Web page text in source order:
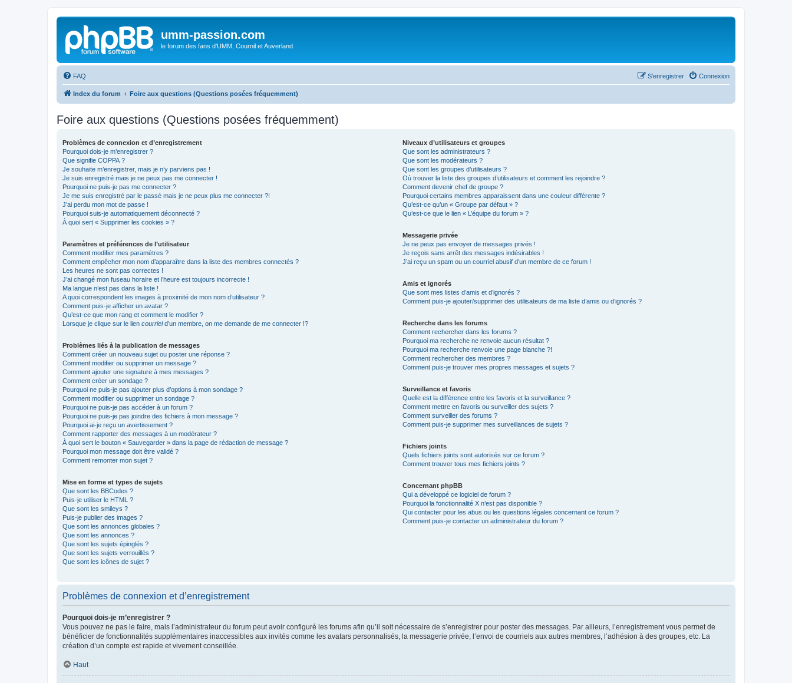
umm-passion.com
le forum des fans d'UMM, Cournil et Auverland
FAQ Connexion
S’enregistrer
Index du forum Foire aux questions (Questions posées fréquemment)
Foire aux questions (Questions posées fréquemment)
Problèmes de connexion et d’enregistrement
Pourquoi dois-je m’enregistrer ?
Que signifie COPPA ?
Je souhaite m’enregistrer, mais je n’y parviens pas !
Je suis enregistré mais je ne peux pas me connecter !
Pourquoi ne puis-je pas me connecter ?
Je me suis enregistré par le passé mais je ne peux plus me connecter ?!
J’ai perdu mon mot de passe !
Pourquoi suis-je automatiquement déconnecté ?
À quoi sert « Supprimer les cookies » ?
Paramètres et préférences de l’utilisateur
Comment modifier mes paramètres ?
Comment empêcher mon nom d’apparaître dans la liste des membres connectés ?
Les heures ne sont pas correctes !
J’ai changé mon fuseau horaire et l’heure est toujours incorrecte !
Ma langue n’est pas dans la liste !
A quoi correspondent les images à proximité de mon nom d’utilisateur ?
Comment puis-je afficher un avatar ?
Qu’est-ce que mon rang et comment le modifier ?
Lorsque je clique sur le lien courrield’un membre, on me demande de me connecter !?
Problèmes liés à la publication de messages
Comment créer un nouveau sujet ou poster une réponse ?
Comment modifier ou supprimer un message ?
Comment ajouter une signature à mes messages ?
Comment créer un sondage ?
Pourquoi ne puis-je pas ajouter plus d’options à mon sondage ?
Comment modifier ou supprimer un sondage ?
Pourquoi ne puis-je pas accéder à un forum ?
Pourquoi ne puis-je pas joindre des fichiers à mon message ?
Pourquoi ai-je reçu un avertissement ?
Comment rapporter des messages à un modérateur ?
À quoi sert le bouton « Sauvegarder » dans la page de rédaction de message ?
Pourquoi mon message doit être validé ?
Comment remonter mon sujet ?
Mise en forme et types de sujets
Que sont les BBCodes ?
Puis-je utiliser le HTML ?
Que sont les smileys ?
Puis-je publier des images ?
Que sont les annonces globales ?
Que sont les annonces ?
Que sont les sujets épinglés ?
Que sont les sujets verrouillés ?
Que sont les icônes de sujet ?
Niveaux d’utilisateurs et groupes
Que sont les administrateurs ?
Que sont les modérateurs ?
Que sont les groupes d’utilisateurs ?
Où trouver la liste des groupes d’utilisateurs et comment les rejoindre ?
Comment devenir chef de groupe ?
Pourquoi certains membres apparaissent dans une couleur différente ?
Qu’est-ce qu’un « Groupe par défaut » ?
Qu’est-ce que le lien « L’équipe du forum » ?
Messagerie privée
Je ne peux pas envoyer de messages privés !
Je reçois sans arrêt des messages indésirables !
J’ai reçu un spam ou un courriel abusif d’un membre de ce forum !
Amis et ignorés
Que sont mes listes d’amis et d’ignorés ?
Comment puis-je ajouter/supprimer des utilisateurs de ma liste d’amis ou d’ignorés ?
Recherche dans les forums
Comment rechercher dans les forums ?
Pourquoi ma recherche ne renvoie aucun résultat ?
Pourquoi ma recherche renvoie une page blanche ?!
Comment rechercher des membres ?
Comment puis-je trouver mes propres messages et sujets ?
Surveillance et favoris
Quelle est la différence entre les favoris et la surveillance ?
Comment mettre en favoris ou surveiller des sujets ?
Comment surveiller des forums ?
Comment puis-je supprimer mes surveillances de sujets ?
Fichiers joints
Quels fichiers joints sont autorisés sur ce forum ?
Comment trouver tous mes fichiers joints ?
Concernant phpBB
Qui a développé ce logiciel de forum ?
Pourquoi la fonctionnalité X n’est pas disponible ?
Qui contacter pour les abus ou les questions légales concernant ce forum ?
Comment puis-je contacter un administrateur du forum ?
Problèmes de connexion et d’enregistrement
Pourquoi dois-je m’enregistrer ?
Vous pouvez ne pas le faire, mais l’administrateur du forum peut avoir configuré les forums afin qu’il soit nécessaire de s’enregistrer pour poster des messages. Par ailleurs, l’enregistrement vous permet de
bénéficier de fonctionnalités supplémentaires inaccessibles aux invités comme les avatars personnalisés, la messagerie privée, l’envoi de courriels aux autres membres, l’adhésion à des groupes, etc. La
création d’un compte est rapide et vivement conseillée.
Haut